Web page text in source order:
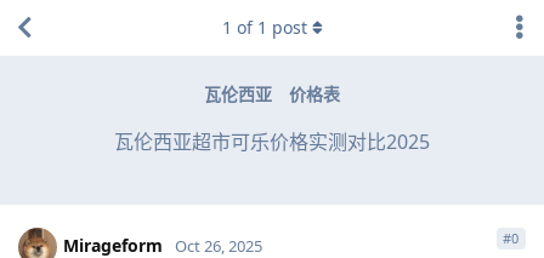
瓦伦西亚 价格表
瓦伦西亚超市可乐价格实测对比2025
1 of 1 post
Mirageform Oct 26, 2025 #0